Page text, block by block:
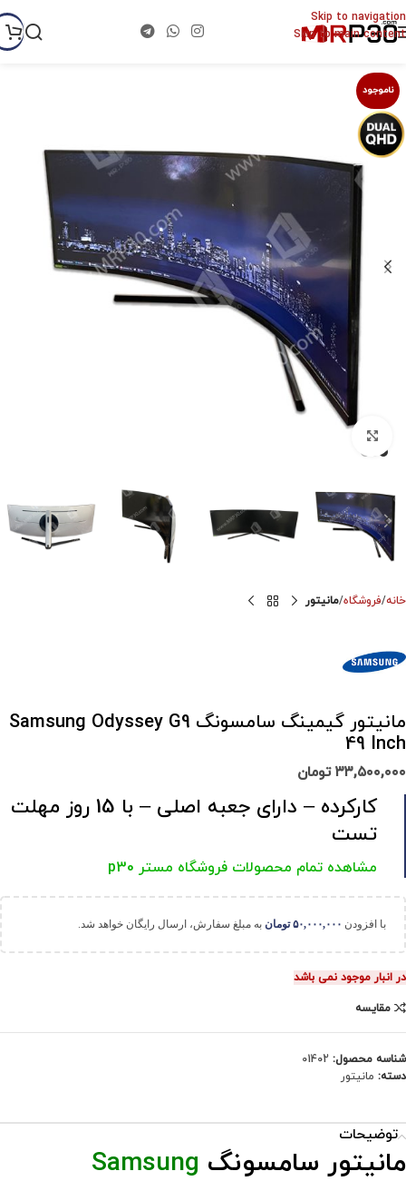
Skip to navigation
Skip to main content
ناموجود
خانه فروشگاه مانیتور
مانیتور گیمینگ سامسونگ Samsung Odyssey G9
49 Inch
۳۳,۵۰۰,۰۰۰ تومان
کارکرده – دارای جعبه اصلی – با 15 روز مهلت
تست
مشاهده تمام محصولات فروشگاه مستر p30
با افزودن ۵۰,۰۰۰,۰۰۰ تومان به مبلغ سفارش، ارسال رایگان خواهد شد.
در انبار موجود نمی باشد
مقایسه
شناسه محصول: 01402
دسته: مانیتور
توضیحات
مانیتور سامسونگ Samsung